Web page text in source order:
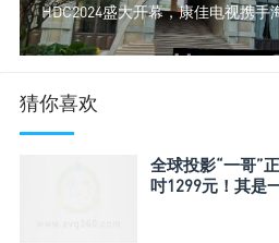
HDC2024盛大开幕，康佳电视携
猜你喜欢
全球投影“一哥”
吋1299元！其是